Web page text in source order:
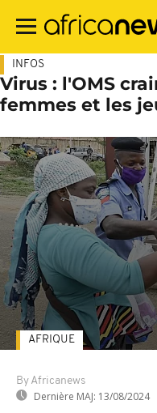
contenu
INFOS
Virus : l'OMS
femmes et les
By Africanews
Dernière MAJ: 13/08/2024
AFRIQUE